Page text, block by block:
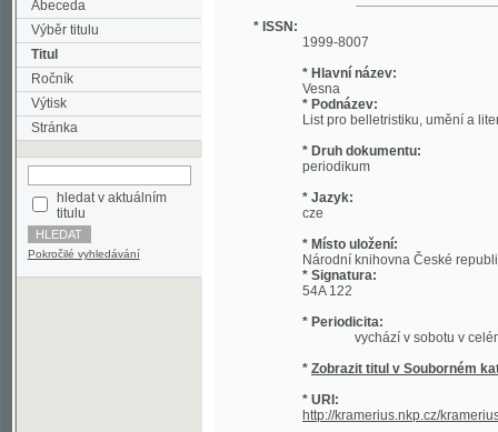
Výběr titulu
Titul
Ročník
Výtisk
Stránka
hledat v aktuálním
Pokročilé vyhledávání
1999-8007
* Hlavní název:
* Podnázev:
List pro belletristiku, umění a literaturu
* Druh dokumentu:
* Jazyk:
* Místo uložení:
Národní knihovna České republiky
54A 122
* Periodicita:
vychází v sobotu v celém
Zobrazit titul v Souborném katalogu
http://kramerius.nkp.cz/kramerius/